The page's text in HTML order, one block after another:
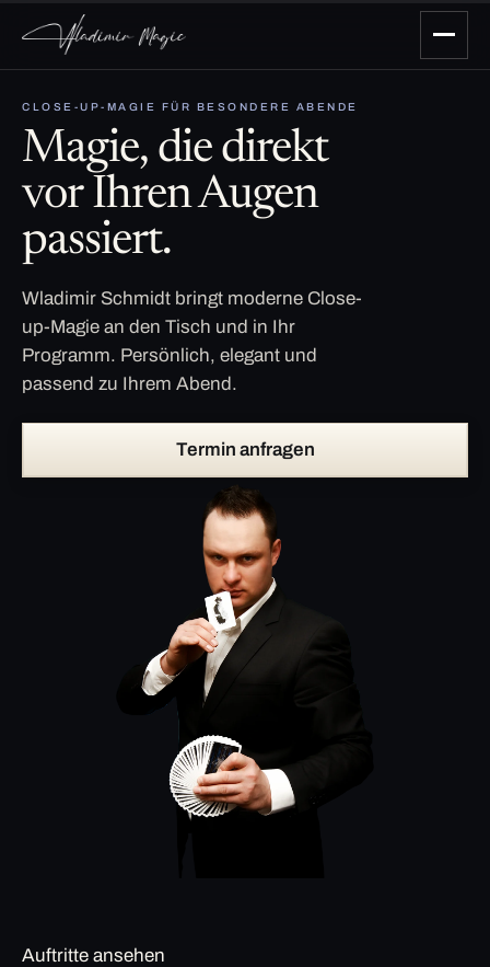
CLOSE-UP-MAGIE FÜR BESONDERE ABENDE
Magie, die direkt
vor Ihren Augen
passiert.
Wladimir Schmidt bringt moderne Close-
up-Magie an den Tisch und in Ihr
Programm. Persönlich, elegant und
passend zu Ihrem Abend.
Termin anfragen
Auftritte ansehen